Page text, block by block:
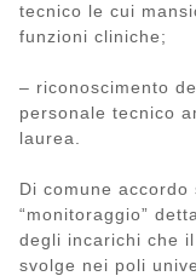
tecnico le cui
funzioni cliniche;
– riconoscimento
personale tecnico
laurea.
Di comune
“monitoraggio”
degli incarichi che
svolge nei poli